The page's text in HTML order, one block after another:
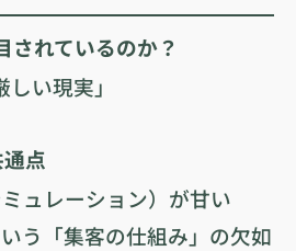
れているのか？
い現実」
点
ュレーション）が甘い
う「集客の仕組み」の欠如